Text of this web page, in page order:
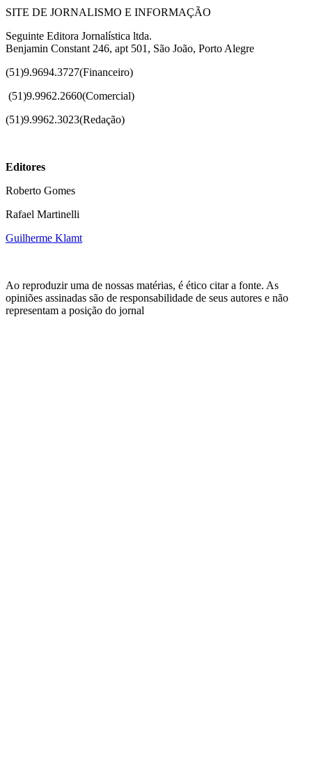
SITE DE JORNALISMO E INFORMAÇÃO
Seguinte Editora Jornalística ltda.
Benjamin Constant 246, apt 501, São João, Porto Alegre
(51)9.9694.3727(Financeiro)
(51)9.9962.2660(Comercial)
(51)9.9962.3023(Redação)
Editores
Roberto Gomes
Rafael Martinelli
Guilherme Klamt
Ao reproduzir uma de nossas matérias, é ético citar a fonte. As
opiniões assinadas são de responsabilidade de seus autores e não
representam a posição do jornal